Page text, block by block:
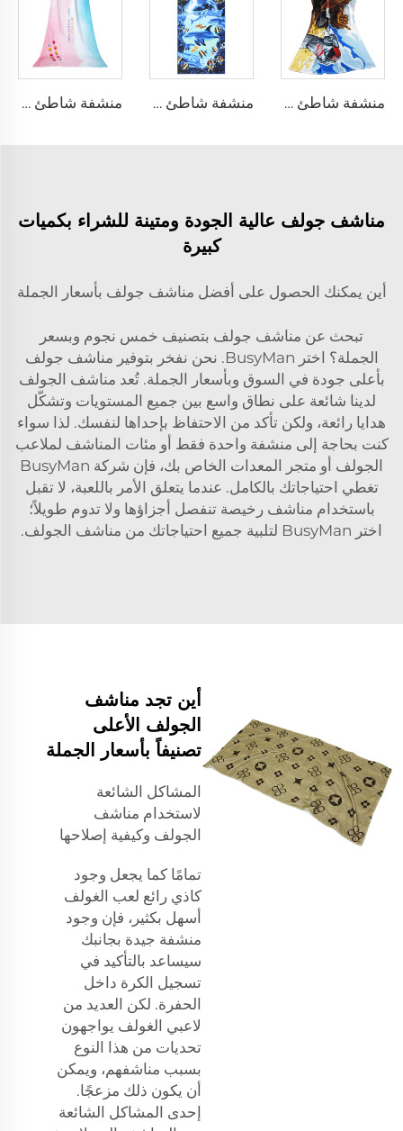
منشفة شاطئ قطنية مطبوعة حسب الطلب وردية منشفة شاطئ مصنوعة من الألياف الدقيقة مطبوعة بتقنية التسامي حسب الطلب منشفة شاطئ مطبوعة رقمية مخصصة منخفضة الطلب
مناشف جولف عالية الجودة ومتينة للشراء بكميات
كبيرة
أين يمكنك الحصول على أفضل مناشف جولف بأسعار الجملة
تبحث عن مناشف جولف بتصنيف خمس نجوم وبسعر
الجملة؟ اختر BusyMan. نحن نفخر بتوفير مناشف جولف
بأعلى جودة في السوق وبأسعار الجملة. تُعد مناشف الجولف
لدينا شائعة على نطاق واسع بين جميع المستويات وتشكّل
هدايا رائعة، ولكن تأكد من الاحتفاظ بإحداها لنفسك. لذا سواء
كنت بحاجة إلى منشفة واحدة فقط أو مئات المناشف لملاعب
الجولف أو متجر المعدات الخاص بك، فإن شركة BusyMan
تغطي احتياجاتك بالكامل. عندما يتعلق الأمر باللعبة، لا تقبل
باستخدام مناشف رخيصة تنفصل أجزاؤها ولا تدوم طويلاً؛
اختر BusyMan لتلبية جميع احتياجاتك من مناشف الجولف.
أين تجد مناشف
الجولف الأعلى
تصنيفاً بأسعار الجملة
المشاكل الشائعة
لاستخدام مناشف
الجولف وكيفية إصلاحها
تمامًا كما يجعل وجود
كاذي رائع لعب الغولف
أسهل بكثير، فإن وجود
منشفة جيدة بجانبك
سيساعد بالتأكيد في
تسجيل الكرة داخل
الحفرة. لكن العديد من
لاعبي الغولف يواجهون
تحديات من هذا النوع
بسبب مناشفهم، ويمكن
أن يكون ذلك مزعجًا.
إحدى المشاكل الشائعة